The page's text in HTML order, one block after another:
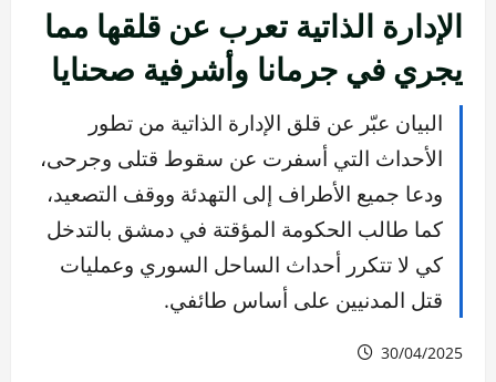
الإدارة الذاتية تعرب عن قلقها مما
يجري في جرمانا وأشرفية صحنايا
البيان عبّر عن قلق الإدارة الذاتية من تطور
الأحداث التي أسفرت عن سقوط قتلى وجرحى،
ودعا جميع الأطراف إلى التهدئة ووقف التصعيد،
كما طالب الحكومة المؤقتة في دمشق بالتدخل
كي لا تتكرر أحداث الساحل السوري وعمليات
قتل المدنيين على أساس طائفي.
30/04/2025